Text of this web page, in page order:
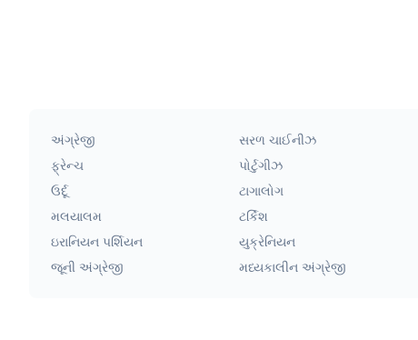
અંગ્રેજી સરળ ચાઈનીઝ
ફ્રેન્ચ
પોર્ટુગીઝ
ઉર્દૂ
ટાગાલોગ
મલયાલમ
ટર્કિશ
ઇરાનિયન પર્શિયન
યુક્રેનિયન
જૂની અંગ્રેજી
મધ્યકાલીન અંગ્રેજી